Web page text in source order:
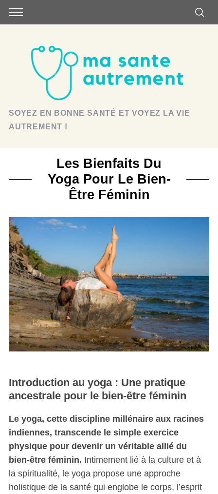
SOYEZ EN BONNE SANTÉ ET VOYEZ LA VIE
AUTREMENT !
Les Bienfaits Du
Yoga Pour Le Bien-
Être Féminin
Introduction au yoga : Une pratique
ancestrale pour le bien-être féminin
Le yoga, cette discipline millénaire aux racines
indiennes, transcende le simple exercice
physique pour devenir un véritable allié du
bien-être féminin. Intimement lié à la culture et à
la spiritualité, le yoga propose une approche
holistique de la santé qui englobe le corps, l’esprit